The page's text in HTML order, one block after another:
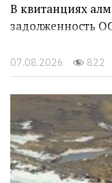
В квитанциях
задолженность
07.08.2026 822